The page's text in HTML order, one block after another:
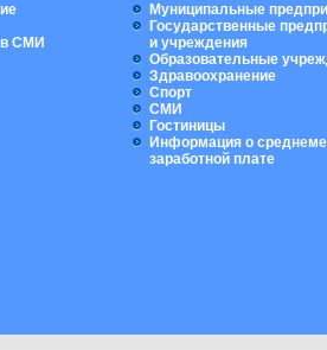
в СМИ
Муниципальные
Государственные
и учреждения
Образовательные
Здравоохранение
Спорт
СМИ
Гостиницы
Информация о
заработной плате